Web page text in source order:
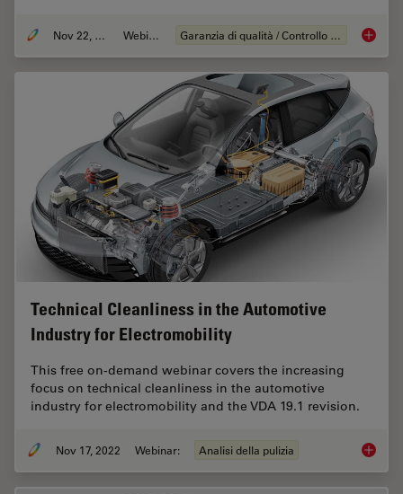
Nov 22, 2022 Webinar: Garanzia di qualità / Controllo di qualità
Technical Cleanliness in the Automotive
Industry for Electromobility
This free on-demand webinar covers the increasing
focus on technical cleanliness in the automotive
industry for electromobility and the VDA 19.1 revision.
Nov 17, 2022 Webinar: Analisi della pulizia